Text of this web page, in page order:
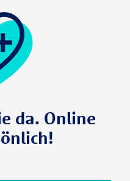
da. Online